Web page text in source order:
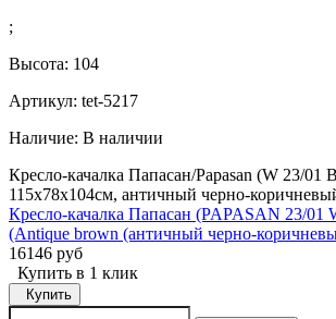
;
Высота: 104
Артикул: tet-5217
Наличие: В наличии
Кресло-качалка Папасан/Papasan (W 23/01
115х78х104см, античный черно-
Кресло-качалка Папасан (PAPASAN 23/01
(Antique brown (античный черно-
16146 руб
Купить в 1 клик
Купить